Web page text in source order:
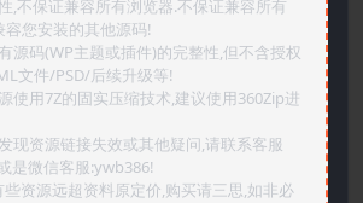
,不保证兼容所有浏览器.不保证兼容所有
您安装的其他源码!
源码(WP主题或插件)的完整性,但不含授权
文件/PSD/后续升级等!
使用7Z的固实压缩技术,建议使用360Zip进
现资源链接失效或其他疑问,请联系客服
是微信客服:ywb386!
资源远超资料原定价,购买请三思,如非必